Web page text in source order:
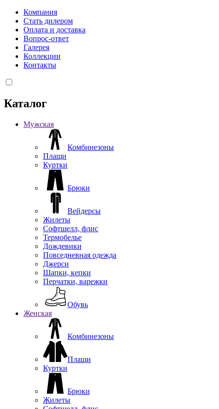
Компания
Стать дилером
Оплата и доставка
Вопрос-ответ
Галерея
Коллекции
Контакты
Каталог
Мужская
Комбинезоны
Плащи
Куртки
Брюки
Вейдерсы
Жилеты
Софтшелл, флис
Термобелье
Дождевики
Повседневная одежда
Джерси
Шапки, кепки
Перчатки, варежки
Обувь
Женская
Комбинезоны
Плащи
Куртки
Брюки
Жилеты